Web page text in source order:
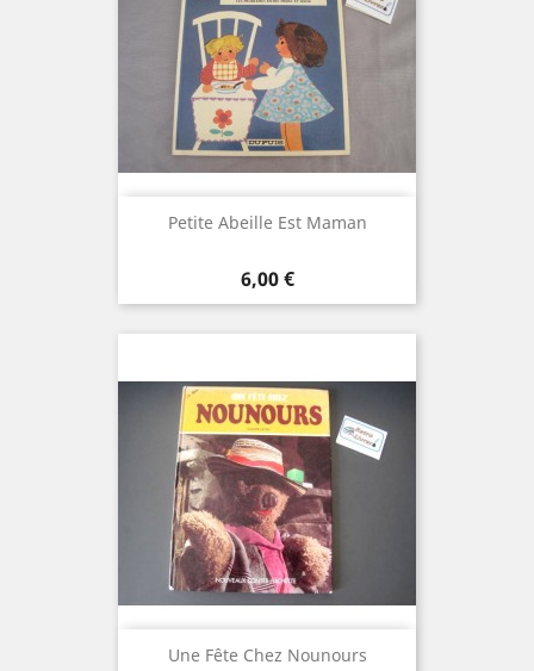
Petite Abeille Est Maman
Prix
6,00 €
Une Fête Chez Nounours